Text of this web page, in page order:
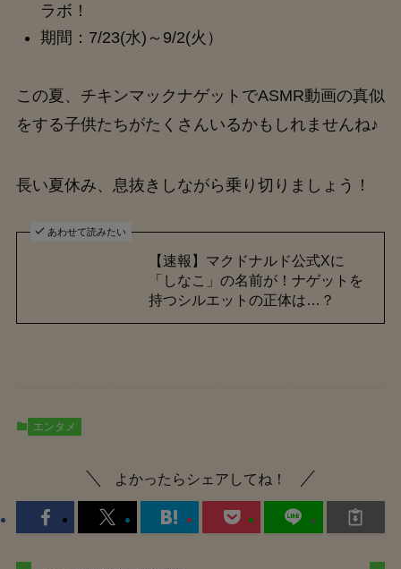
ラボ！
期間：7/23(水)～9/2(火）
この夏、チキンマックナゲットでASMR動画の真似
をする子供たちがたくさんいるかもしれませんね♪
長い夏休み、息抜きしながら乗り切りましょう！
あわせて読みたい
【速報】マクドナルド公式Xに
「しなこ」の名前が！ナゲットを
持つシルエットの正体は…？
エンタメ
よかったらシェアしてね！